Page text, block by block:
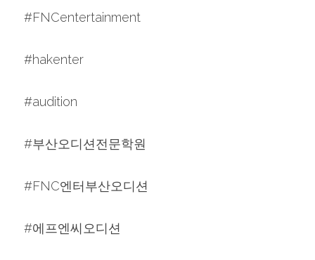
#FNCentertainment
#hakenter
#audition
#부산오디션전문학원
#FNC엔터부산오디션
#에프엔씨오디션